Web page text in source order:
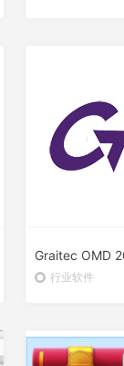
Graitec OMD
行业软件